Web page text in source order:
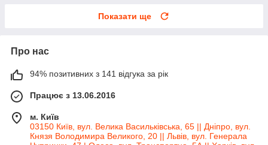
Показати ще
Про нас
94% позитивних з 141 відгука за рік
Працює з 13.06.2016
м. Київ
03150 Київ, вул. Велика Васильківська, 65 || Дніпро, вул.
Князя Володимира Великого, 20 || Львів, вул. Генерала